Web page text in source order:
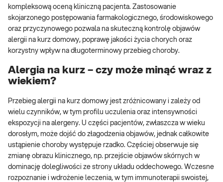
kompleksową oceną kliniczną pacjenta. Zastosowanie
skojarzonego postępowania farmakologicznego, środowiskowego
oraz przyczynowego pozwala na skuteczną kontrolę objawów
alergii na kurz domowy, poprawę jakości życia chorych oraz
korzystny wpływ na długoterminowy przebieg choroby.
Alergia na kurz – czy może minąć wraz z
wiekiem?
Przebieg alergii na kurz domowy jest zróżnicowany i zależy od
wielu czynników, w tym profilu uczulenia oraz intensywności
ekspozycji na alergeny. U części pacjentów, zwłaszcza w wieku
dorosłym, może dojść do złagodzenia objawów, jednak całkowite
ustąpienie choroby występuje rzadko. Częściej obserwuje się
zmianę obrazu klinicznego, np. przejście objawów skórnych w
dominację dolegliwości ze strony układu oddechowego. Wczesne
rozpoznanie i wdrożenie leczenia, w tym immunoterapii swoistej,